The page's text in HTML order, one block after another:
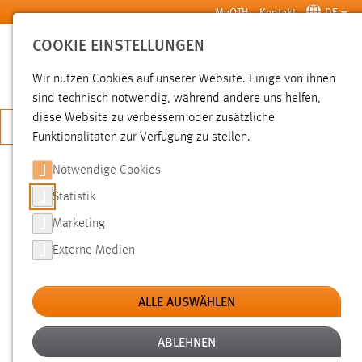
Zum Hauptinhalt springen MyOTH Kontakt DE
SUCHE
JETZT BEWERBEN
SUCHE
FILTER
Typ
Erstellungsdatum
COOKIE EINSTELLUNGEN
Wir nutzen Cookies auf unserer Website. Einige von ihnen
sind technisch notwendig, während andere uns helfen,
diese Website zu verbessern oder zusätzliche
Funktionalitäten zur Verfügung zu stellen.
Notwendige Cookies
Statistik
Marketing
Externe Medien
ALLE AUSWÄHLEN
ABLEHNEN